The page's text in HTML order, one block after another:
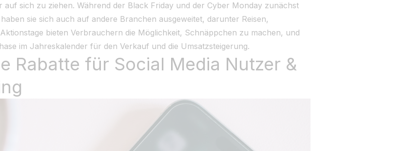
sich zu ziehen. Während der Black Friday und der Cyber Monday zunächst
sie sich auch auf andere Branchen ausgeweitet, darunter Reisen,
bieten Verbrauchern die Möglichkeit, Schnäppchen zu machen, und
im Jahreskalender für den Verkauf und die Umsatzsteigerung.
Rabatte für Social Media Nutzer &